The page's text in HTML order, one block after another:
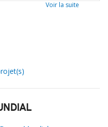
Voir la suite